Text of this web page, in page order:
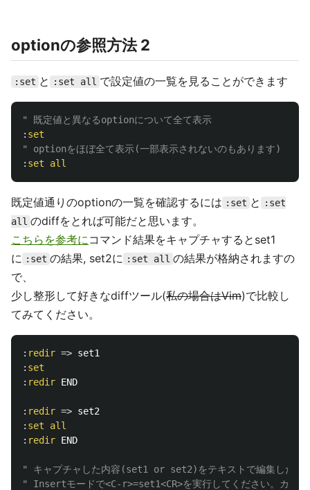
optionの参照方法 2
:set と :set all で設定値の一覧を見ることができます
" 既定値と異なるoptionについて全て表示
: set
" optionをほぼ全て表示(一部表示されないのもあります)
: set all
既定値通りのoptionの一覧を確認するには :set と
:set
all のdiffをとれば可能だと思います。
こちらを参考にコマンド結果をキャプチャするとset1
に :set の結果, set2に :set all の結果が格納されますの
で、
少し整形して好きなdiffツール(私の場合はVim)で比較し
てみてください。
: redir =>
: set
: redir END
: redir =>
: set
all
: redir END
" キャプチャした内容(set1 or set2)をテキストで編集したい
" Insertモードで<C-r>=set1<CR>を実行してください。カーソ